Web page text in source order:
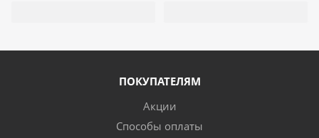
ПОКУПАТЕЛЯМ
Акции
Способы оплаты